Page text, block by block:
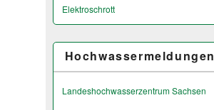
Elektroschrott
Hochwassermeldungen
Landeshochwas­serzentrum Sachsen